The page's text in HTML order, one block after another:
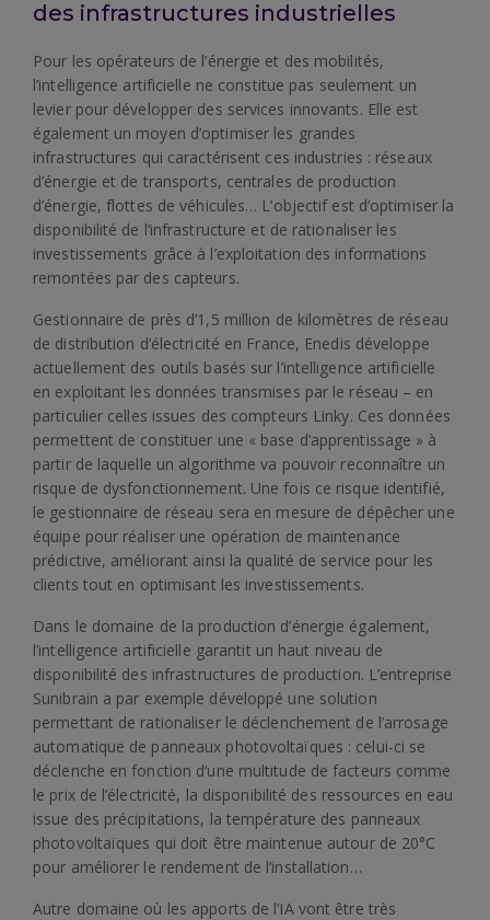
des infrastructures industrielles
Pour les opérateurs de l’énergie et des mobilités,
l’intelligence artificielle ne constitue pas seulement un
levier pour développer des services innovants. Elle est
également un moyen d’optimiser les grandes
infrastructures qui caractérisent ces industries : réseaux
d’énergie et de transports, centrales de production
d’énergie, flottes de véhicules… L’objectif est d’optimiser la
disponibilité de l’infrastructure et de rationaliser les
investissements grâce à l’exploitation des informations
remontées par des capteurs.
Gestionnaire de près d’1,5 million de kilomètres de réseau
de distribution d’électricité en France, Enedis développe
actuellement des outils basés sur l’intelligence artificielle
en exploitant les données transmises par le réseau – en
particulier celles issues des compteurs Linky. Ces données
permettent de constituer une « base d’apprentissage » à
partir de laquelle un algorithme va pouvoir reconnaître un
risque de dysfonctionnement. Une fois ce risque identifié,
le gestionnaire de réseau sera en mesure de dépêcher une
équipe pour réaliser une opération de maintenance
prédictive, améliorant ainsi la qualité de service pour les
clients tout en optimisant les investissements.
Dans le domaine de la production d’énergie également,
l’intelligence artificielle garantit un haut niveau de
disponibilité des infrastructures de production. L’entreprise
Sunibrain a par exemple développé une solution
permettant de rationaliser le déclenchement de l’arrosage
automatique de panneaux photovoltaïques : celui-ci se
déclenche en fonction d’une multitude de facteurs comme
le prix de l’électricité, la disponibilité des ressources en eau
issue des précipitations, la température des panneaux
photovoltaïques qui doit être maintenue autour de 20°C
pour améliorer le rendement de l’installation…
Autre domaine où les apports de l’IA vont être très